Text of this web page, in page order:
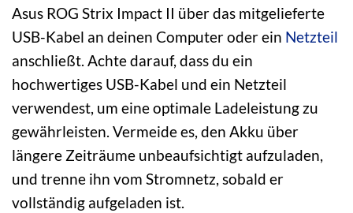
Asus ROG Strix Impact II über das mitgelieferte
USB-Kabel an deinen Computer oder ein Netzteil
anschließt. Achte darauf, dass du ein
hochwertiges USB-Kabel und ein Netzteil
verwendest, um eine optimale Ladeleistung zu
gewährleisten. Vermeide es, den Akku über
längere Zeiträume unbeaufsichtigt aufzuladen,
und trenne ihn vom Stromnetz, sobald er
vollständig aufgeladen ist.